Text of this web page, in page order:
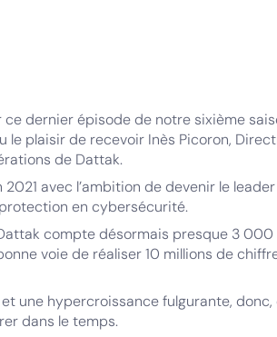
dernier épisode de notre sixième
le plaisir de recevoir Inès Picoron,
de Dattak.
avec l’ambition de devenir le
en cybersécurité.
compte désormais presque 3
voie de réaliser 10 millions de
une hypercroissance fulgurante, donc,
dans le temps.